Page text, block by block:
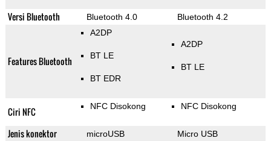
Versi Bluetooth Bluetooth 4.0 Bluetooth 4.2
Features Bluetooth
A2DP
BT LE
BT EDR
A2DP
BT LE
Ciri NFC NFC Disokong NFC Disokong
Jenis konektor microUSB Micro USB